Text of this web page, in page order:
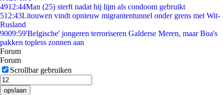
4912:44Man (25) sterft nadat hij lijm als condoom gebruikt
512:43Litouwen vindt opnieuw migrantentunnel onder grens met Wit-
Rusland
9009:59'Belgische' jongeren terroriseren Galderse Meren, maar Boa's
pakken topless zonnen aan
Forum
Forum
Scrollbar gebruiken
opslaan